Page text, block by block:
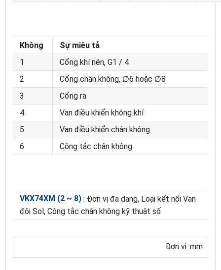
Không
Sự miêu tả
1
Cổng khí nén, G1 / 4
2
Cổng chân không, ∅6 hoặc ∅8
3
Cổng ra
4
Van điều khiển không khí
5
Van điều khiển chân không
6
Công tắc chân không
VKX74XM (2 ~ 8) : Đơn vị đa dạng, Loại kết nối Van
đôi Sol, Công tắc chân không kỹ thuật số
Đơn vị: mm